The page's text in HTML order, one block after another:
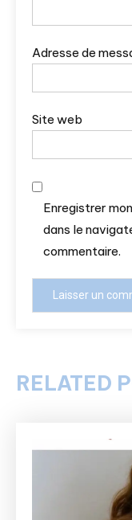
Adresse de
Site web
Enregistrer
dans le
commentaire.
RELATED